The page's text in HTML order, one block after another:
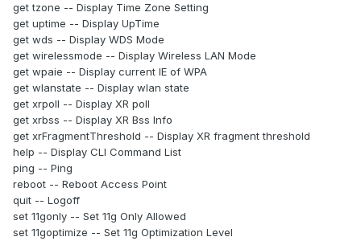
get tzone -- Display Time Zone Setting
get uptime -- Display UpTime
get wds -- Display WDS Mode
get wirelessmode -- Display Wireless LAN Mode
get wpaie -- Display current IE of WPA
get wlanstate -- Display wlan state
get xrpoll -- Display XR poll
get xrbss -- Display XR Bss Info
get xrFragmentThreshold -- Display XR fragment threshold
help -- Display CLI Command List
ping -- Ping
reboot -- Reboot Access Point
quit -- Logoff
set 11gonly -- Set 11g Only Allowed
set 11goptimize -- Set 11g Optimization Level